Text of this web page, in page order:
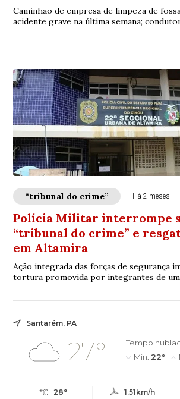
Caminhão de empresa de limpeza de
acidente grave na última semana;
“tribunal do crime” Há 2 meses
Polícia Militar interrompe
“tribunal do crime” e
em Altamira
Ação integrada das forças de segurança
tortura promovida por integrantes de
Santarém, PA
27°
Tempo
Mín. 22°
28° 1.51km/h